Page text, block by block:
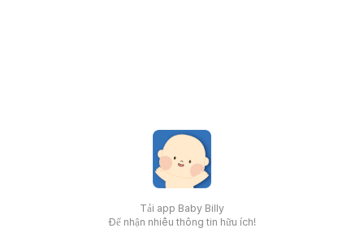
Tải app Baby Billy
Để nhận nhiều thông tin hữu ích!